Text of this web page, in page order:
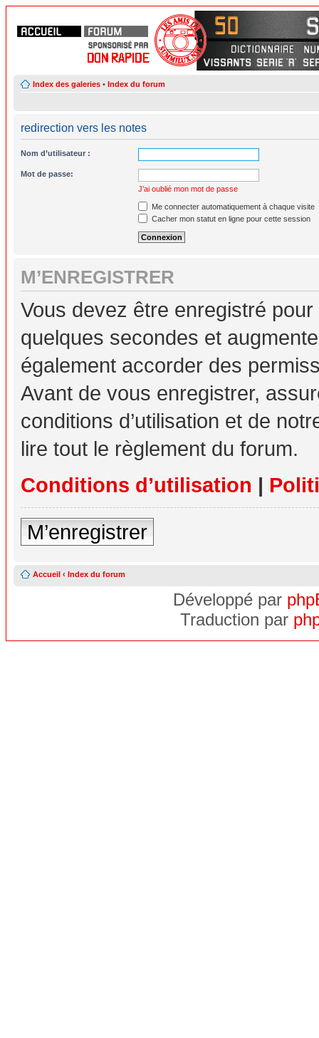
Index des galeries • Index du forum
redirection vers les notes
Nom d’utilisateur :
Mot de passe:
J’ai oublié mon mot de passe
Me connecter automatiquement à chaque visite
Cacher mon statut en ligne pour cette session
M’ENREGISTRER
Vous devez être enregistré
quelques secondes et
également accorder des
Avant de vous enregistrer,
conditions d’utilisation et de
lire tout le règlement du forum.
Conditions d’utilisation |
M’enregistrer
Accueil ‹ Index du forum
Développé par
Traduction par